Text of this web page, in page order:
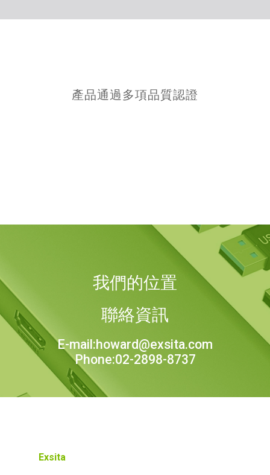
產品通過多項品質認證
我們的位置
聯絡資訊
E-mail:howard@exsita.com
Phone:02-2898-8737
Exsita